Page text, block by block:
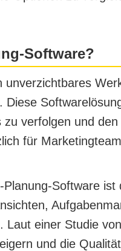
Software?
unverzichtbares
verfolgen und
für
Software
Laut einer Studie
und die